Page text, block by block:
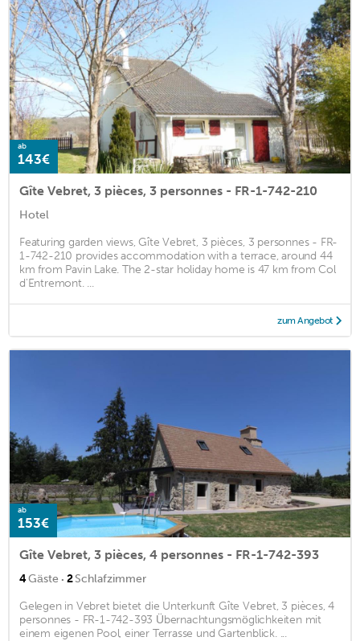
ab
143€
Gîte Vebret, 3 pièces, 3 personnes - FR-1-742-210
Hotel
Featuring garden views, Gîte Vebret, 3 pièces, 3 personnes - FR-
1-742-210 provides accommodation with a terrace, around 44
km from Pavin Lake. The 2-star holiday home is 47 km from Col
d'Entremont. ...
zum Angebot
ab
153€
Gîte Vebret, 3 pièces, 4 personnes - FR-1-742-393
4Gäste · 2Schlafzimmer
Gelegen in Vebret bietet die Unterkunft Gîte Vebret, 3 pièces, 4
personnes - FR-1-742-393 Übernachtungsmöglichkeiten mit
einem eigenen Pool, einer Terrasse und Gartenblick. ...